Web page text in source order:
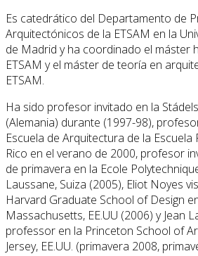
Es catedrático del Departamento de
Arquitectónicos de la ETSAM en la
de Madrid y ha coordinado el máster
ETSAM y el máster de teoría en
ETSAM.
Ha sido profesor invitado en la
(Alemania) durante (1997-98),
Escuela de Arquitectura de la
Rico en el verano de 2000, profesor
de primavera en la Ecole
Laussane, Suiza (2005), Eliot Noyes
Harvard Graduate School of Design
Massachusetts, EE.UU (2006) y Jean
professor en la Princeton School of
Jersey, EE.UU. (primavera 2008,